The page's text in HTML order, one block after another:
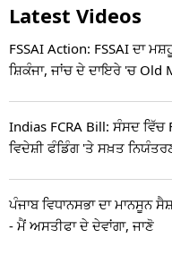
Latest Videos
FSSAI Action: FSSAI ਦਾ
ਸ਼ਿਕੰਜਾ, ਜਾਂਚ ਦੇ ਦਾਇਰੇ 'ਚ Old
Indias FCRA Bill: ਸੰਸਦ ਵਿੱਚ
ਵਿਦੇਸ਼ੀ ਫੰਡਿੰਗ 'ਤੇ ਸਖ਼ਤ
ਪੰਜਾਬ ਵਿਧਾਨਸਭਾ ਦਾ ਮਾਨਸੂਨ
- ਮੈਂ ਅਸਤੀਫਾ ਦੇ ਦੇਵਾਂਗਾ, ਜਾਣੋ